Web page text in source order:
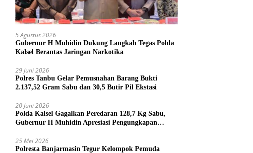
5 Agustus 2026
Gubernur H Muhidin Dukung Langkah Tegas Polda
Kalsel Berantas Jaringan Narkotika
29 Juni 2026
Polres Tanbu Gelar Pemusnahan Barang Bukti
2.137,52 Gram Sabu dan 30,5 Butir Pil Ekstasi
20 Juni 2026
Polda Kalsel Gagalkan Peredaran 128,7 Kg Sabu,
Gubernur H Muhidin Apresiasi Pengungkapan
25 Mei 2026
Polresta Banjarmasin Tegur Kelompok Pemuda